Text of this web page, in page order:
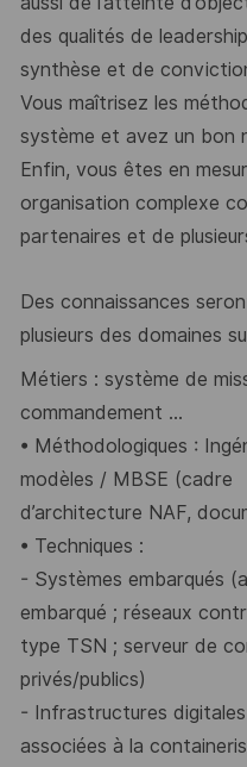
des qualités de
synthèse et de
Vous maîtrisez les
système et avez un bon
Enfin, vous êtes en
organisation complexe
partenaires et de
Des connaissances
plusieurs des domaines
Métiers : système de
commandement ...
• Méthodologiques :
modèles / MBSE (cadre
d’architecture NAF,
• Techniques :
- Systèmes embarqués
embarqué ; réseaux
type TSN ; serveur de
privés/publics)
- Infrastructures
associées à la